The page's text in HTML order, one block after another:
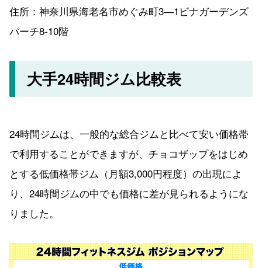
住所：神奈川県海老名市めぐみ町3―1ビナガーデンズ
パーチ8-10階
大手24時間ジム比較表
24時間ジムは、一般的な総合ジムと比べて安い価格帯
で利用することができますが、チョコザップをはじめ
とする低価格帯ジム（月額3,000円程度）の出現によ
り、24時間ジムの中でも価格に差が見られるようにな
りました。